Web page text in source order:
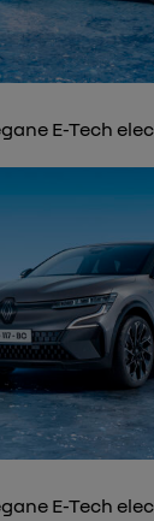
E-Tech
E-Tech